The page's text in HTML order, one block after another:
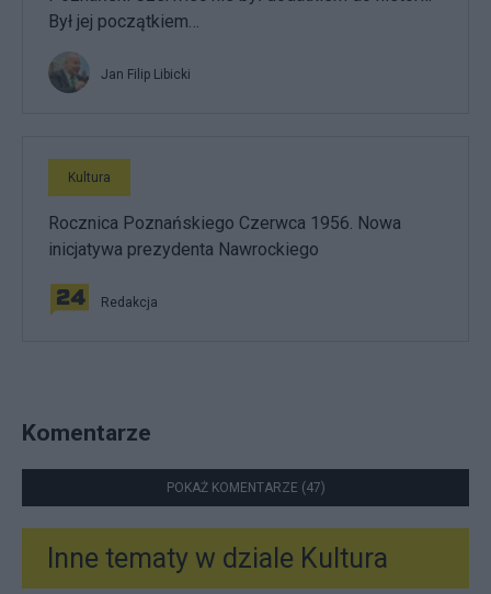
Był jej początkiem…
Jan Filip Libicki
Kultura
Rocznica Poznańskiego Czerwca 1956. Nowa
inicjatywa prezydenta Nawrockiego
Redakcja
Komentarze
POKAŻ KOMENTARZE (47)
Inne tematy w dziale Kultura